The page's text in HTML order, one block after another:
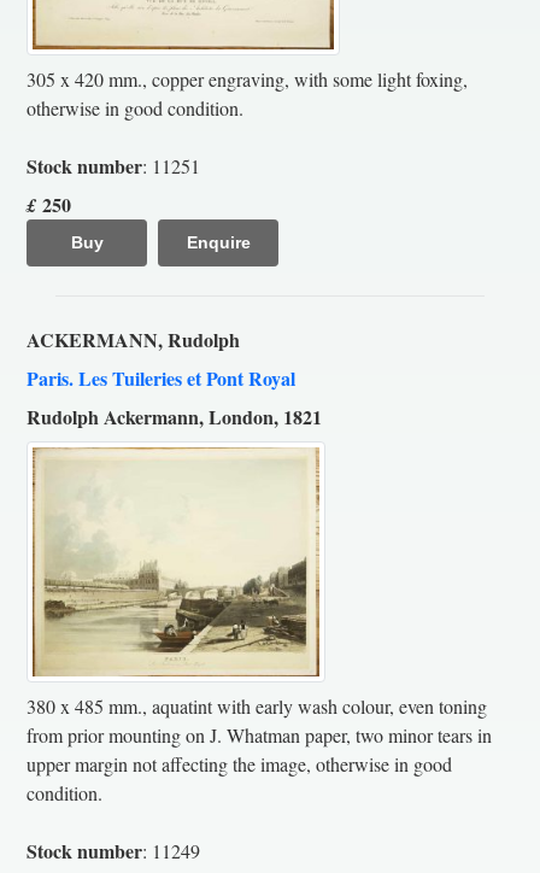
305 x 420 mm., copper engraving, with some light foxing,
otherwise in good condition.
Stock number: 11251
£ 250
Buy Enquire
ACKERMANN, Rudolph
Paris. Les Tuileries et Pont Royal
Rudolph Ackermann, London, 1821
380 x 485 mm., aquatint with early wash colour, even toning
from prior mounting on J. Whatman paper, two minor tears in
upper margin not affecting the image, otherwise in good
condition.
Stock number: 11249